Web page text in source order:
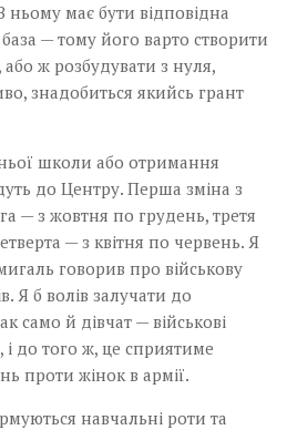
ньому має бути відповідна
— тому його варто створити
або ж розбудувати з нуля,
знадобиться якийсь грант
школи або отримання
до Центру. Перша зміна з
— з жовтня по грудень, третя
— з квітня по червень. Я
говорив про військову
Я б волів залучати до
само й дівчат — військові
до того ж, це сприятиме
проти жінок в армії.
навчальні роти та